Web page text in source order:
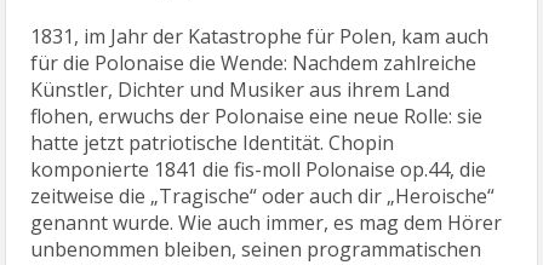
1831, im Jahr der Katastrophe für Polen, kam auch
für die Polonaise die Wende: Nachdem zahlreiche
Künstler, Dichter und Musiker aus ihrem Land
flohen, erwuchs der Polonaise eine neue Rolle: sie
hatte jetzt patriotische Identität. Chopin
komponierte 1841 die fis-moll Polonaise op.44, die
zeitweise die „Tragische“ oder auch dir „Heroische“
genannt wurde. Wie auch immer, es mag dem Hörer
unbenommen bleiben, seinen programmatischen